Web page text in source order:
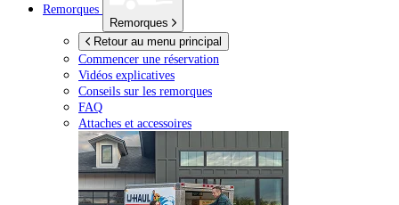
Remorques
Remorques
Retour au menu principal
Commencer une réservation
Vidéos explicatives
Conseils sur les remorques
FAQ
Attaches et accessoires